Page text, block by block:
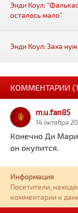
Энди Коул:
осталось мало”
Энди Коул: Заха
КОММЕНТАРИИ
m.u.fan85
14 октября
Конечно Ди
он окупится.
Информация
Посетители,
комментарии к